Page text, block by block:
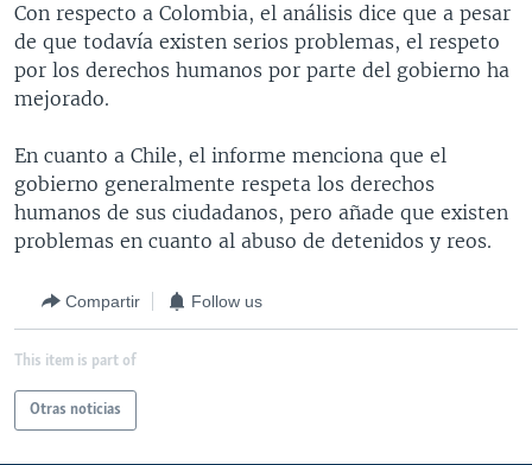
Con respecto a Colombia, el análisis dice que a pesar
de que todavía existen serios problemas, el respeto
por los derechos humanos por parte del gobierno ha
mejorado.
En cuanto a Chile, el informe menciona que el
gobierno generalmente respeta los derechos
humanos de sus ciudadanos, pero añade que existen
problemas en cuanto al abuso de detenidos y reos.
Compartir Follow us
This item is part of
Otras noticias